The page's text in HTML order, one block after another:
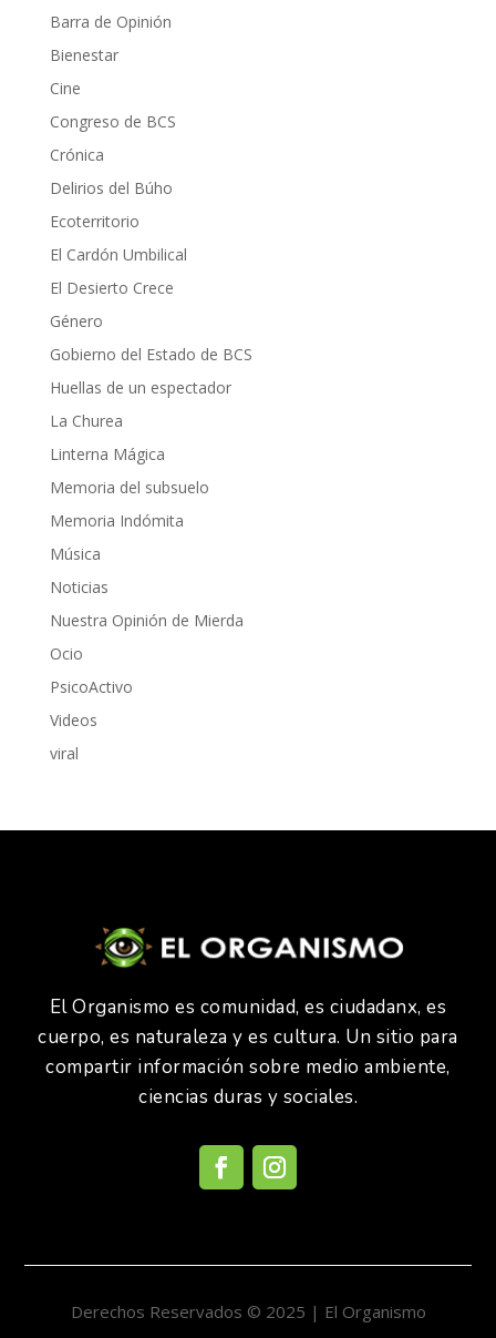
Barra de Opinión
Bienestar
Cine
Congreso de BCS
Crónica
Delirios del Búho
Ecoterritorio
El Cardón Umbilical
El Desierto Crece
Género
Gobierno del Estado de BCS
Huellas de un espectador
La Churea
Linterna Mágica
Memoria del subsuelo
Memoria Indómita
Música
Noticias
Nuestra Opinión de Mierda
Ocio
PsicoActivo
Videos
viral
El Organismo es comunidad, es ciudadanx, es
cuerpo, es naturaleza y es cultura. Un sitio para
compartir información sobre medio ambiente,
ciencias duras y sociales.
Derechos Reservados © 2025 | El Organismo